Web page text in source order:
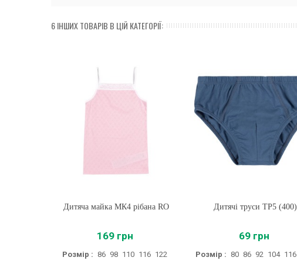
6 ІНШИХ ТОВАРІВ В ЦІЙ КАТЕГОРІЇ:
Купити
Дитяча майка МК4 рібана RO
169 грн
Розмір : 86 98 110 116 122
Купити
Дитячі труси ТР5 (400)
69 грн
Розмір : 80 86 92 104 116